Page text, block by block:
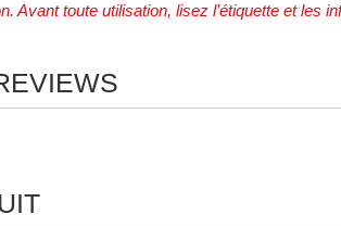
Avant toute utilisation, lisez l’étiquette et les